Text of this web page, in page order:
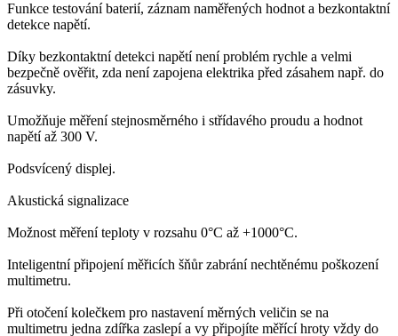
Funkce testování baterií, záznam naměřených hodnot a bezkontaktní
detekce napětí.
Díky bezkontaktní detekci napětí není problém rychle a velmi
bezpečně ověřit, zda není zapojena elektrika před zásahem např. do
zásuvky.
Umožňuje měření stejnosměrného i střídavého proudu a hodnot
napětí až 300 V.
Podsvícený displej.
Akustická signalizace
Možnost měření teploty v rozsahu 0°C až +1000°C.
Inteligentní připojení měřicích šňůr zabrání nechtěnému poškození
multimetru.
Při otočení kolečkem pro nastavení měrných veličin se na
multimetru jedna zdířka zaslepí a vy připojíte měřící hroty vždy do